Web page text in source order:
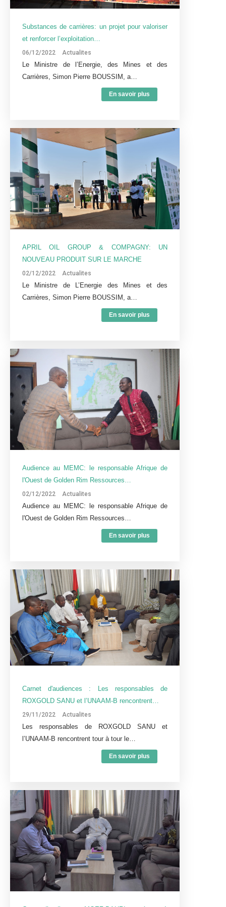
Substances de carrières: un projet pour valoriser
et renforcer l’exploitation…
06/12/2022 Actualites
Le Ministre de l’Energie, des Mines et des
Carrières, Simon Pierre BOUSSIM, a…
En savoir plus
APRIL OIL GROUP & COMPAGNY: UN
NOUVEAU PRODUIT SUR LE MARCHE
02/12/2022 Actualites
Le Ministre de L’Energie des Mines et des
Carrières, Simon Pierre BOUSSIM, a…
En savoir plus
Audience au MEMC: le responsable Afrique de
l'Ouest de Golden Rim Ressources…
02/12/2022 Actualites
Audience au MEMC: le responsable Afrique de
l'Ouest de Golden Rim Ressources…
En savoir plus
Carnet d'audiences : Les responsables de
ROXGOLD SANU et l’UNAAM-B rencontrent…
29/11/2022 Actualites
Les responsables de ROXGOLD SANU et
l’UNAAM-B rencontrent tour à tour le…
En savoir plus